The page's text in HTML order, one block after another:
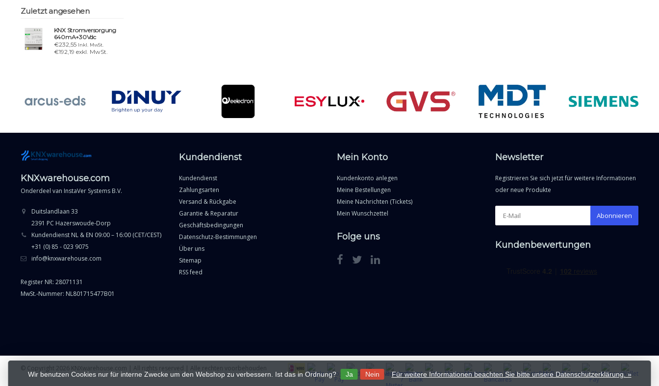
Zuletzt angesehen
KNX Stromversorgung
640mA+30Vdc
€232,55 Inkl. MwSt.
€192,19 exkl. MwSt.
KNXwarehouse.com
Onderdeel van InstaVer Systems B.V.
Duitslandlaan 33
2391 PC Hazerswoude-Dorp
Kundendienst NL & EN 09:00 – 16:00 (CET/CEST)
+31 (0) 85 - 023 9075
info@knxwarehouse.com
Register NR: 28071131
MwSt.-Nummer: NL801715477B01
Kundendienst
Kundendienst
Zahlungsarten
Versand & Rückgabe
Garantie & Reparatur
Geschäftsbedingungen
Datenschutz-Bestimmungen
Über uns
Sitemap
RSS feed
Mein Konto
Kundenkonto anlegen
Meine Bestellungen
Meine Nachrichten (Tickets)
Mein Wunschzettel
Folge uns
Newsletter
Registrieren Sie sich jetzt für weitere Informationen
oder neue Produkte
Abonnieren
Kundenbewertungen
Wir benutzen Cookies nur für interne Zwecke um den Webshop zu verbessern. Ist das in Ordnung? Ja Nein Für weitere Informationen beachten Sie bitte unsere Datenschutzerklärung. »
© Copyright 2026 KNXwarehouse.com | All rights reserved | Alle rechten voorbehouden